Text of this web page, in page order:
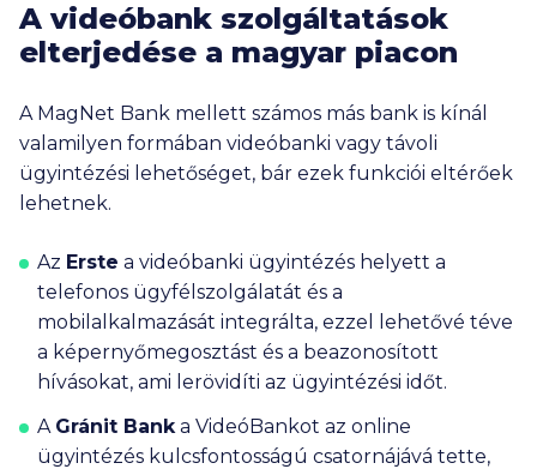
A videóbank szolgáltatások
elterjedése a magyar piacon
A MagNet Bank mellett számos más bank is kínál
valamilyen formában videóbanki vagy távoli
ügyintézési lehetőséget, bár ezek funkciói eltérőek
lehetnek.
Az Erste a videóbanki ügyintézés helyett a
telefonos ügyfélszolgálatát és a
mobilalkalmazását integrálta, ezzel lehetővé téve
a képernyőmegosztást és a beazonosított
hívásokat, ami lerövidíti az ügyintézési időt.
A Gránit Banka VideóBankot az online
ügyintézés kulcsfontosságú csatornájává tette,